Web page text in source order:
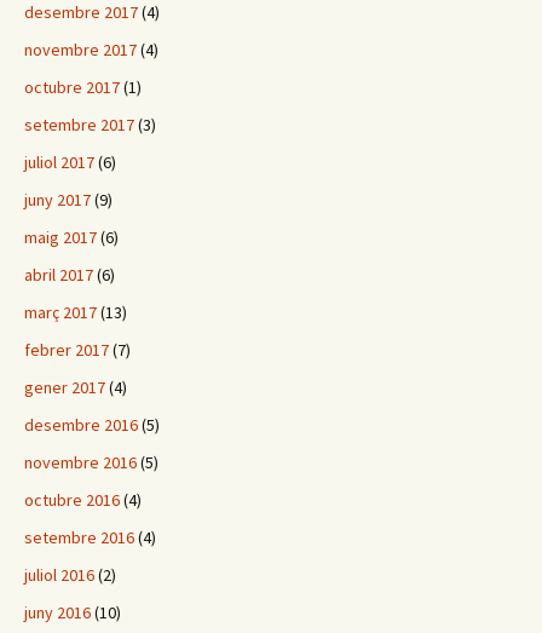
desembre 2017(4)
novembre 2017(4)
octubre 2017(1)
setembre 2017(3)
juliol 2017(6)
juny 2017(9)
maig 2017(6)
abril 2017(6)
març 2017(13)
febrer 2017(7)
gener 2017(4)
desembre 2016(5)
novembre 2016(5)
octubre 2016(4)
setembre 2016(4)
juliol 2016(2)
juny 2016(10)